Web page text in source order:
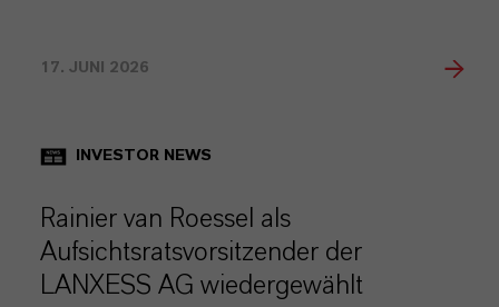
17. JUNI 2026
INVESTOR NEWS
Rainier van Roessel als
Aufsichtsratsvorsitzender der
LANXESS AG wiedergewählt